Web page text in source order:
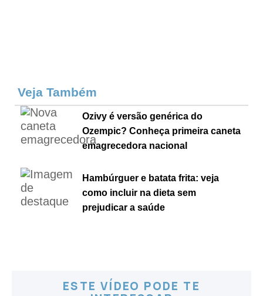
Veja Também
Ozivy é versão genérica do
Ozempic? Conheça primeira caneta
emagrecedora nacional
Hambúrguer e batata frita: veja
como incluir na dieta sem
prejudicar a saúde
ESTE VÍDEO PODE TE